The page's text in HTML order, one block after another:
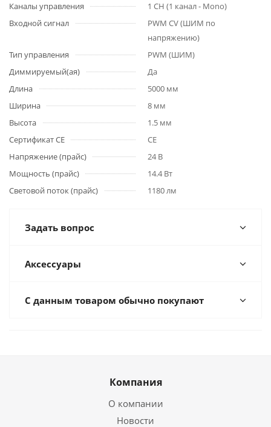
Каналы управления
1 CH (1 канал - Mono)
Входной сигнал
PWM СV (ШИМ по
напряжению)
Тип управления
PWM (ШИМ)
Диммируемый(ая)
Да
Длина
5000 мм
Ширина
8 мм
Высота
1.5 мм
Сертификат CE
CE
Напряжение (прайс)
24 В
Мощность (прайс)
14.4 Вт
Световой поток (прайс)
1180 лм
Задать вопрос
Аксессуары
С данным товаром обычно покупают
Компания
О компании
Новости